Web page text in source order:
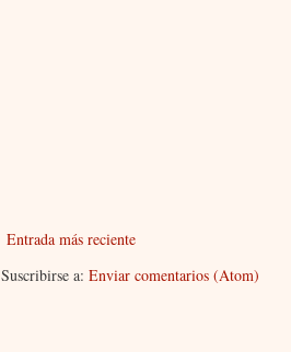
Entrada más reciente
Suscribirse a: Enviar comentarios (Atom)